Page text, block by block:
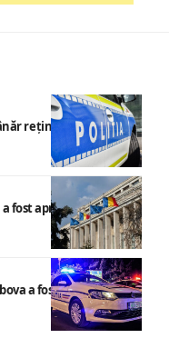
reținut
fost aprobat
a fost arestat